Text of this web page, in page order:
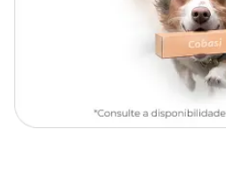
esmaltado resistente a riscos e
Onde comprar bebedouro pet?
Você encontra oBebedouro
com preçoespecial aqui na Cobasi.